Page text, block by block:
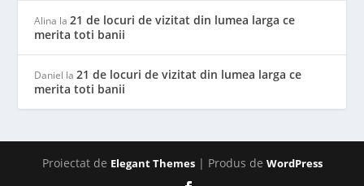
Alina la21 de locuri de vizitat din lumea larga ce
merita toti banii
Daniel la21 de locuri de vizitat din lumea larga ce
merita toti banii
Proiectat de Elegant Themes| Produs de WordPress